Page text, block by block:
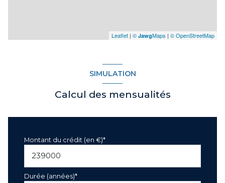
Leaflet | © JawgMaps | © OpenStreetMap
SIMULATION
Calcul des mensualités
Montant du crédit (en €)*
Durée (années)*